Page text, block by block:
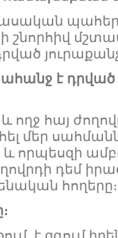
շնորհիվ
է դրված
ողջ հայ
մեր
և որպեսզի
դեմ
հողերը։
։